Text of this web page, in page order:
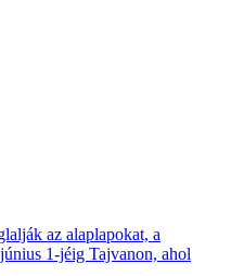
az alaplapokat, a
1-jéig Tajvanon, ahol